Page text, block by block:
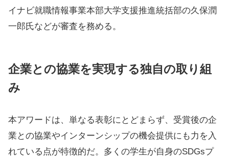
イナビ就職情報事業本部大学支援推進統括部の久保潤
一郎氏などが審査を務める。
企業との協業を実現する独自の取り組
み
本アワードは、単なる表彰にとどまらず、受賞後の企
業との協業やインターンシップの機会提供にも力を入
れている点が特徴的だ。多くの学生が自身のSDGsプ